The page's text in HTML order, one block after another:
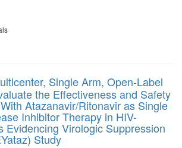
Single Arm, Open-Label
the Effectiveness and Safety
Atazanavir/Ritonavir as Single
Inhibitor Therapy in HIV-
Evidencing Virologic Suppression
Study